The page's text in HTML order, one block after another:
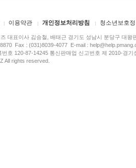
이용약관 개인정보처리방침 청소년보호
대표이사 김승철, 배태근 경기도 성남시 분당구 대왕
Fax : (031)8039-4077 E-mail :
번호 120-87-14245 통신판매업 신고번호 제 2010-경
All rights reserved.